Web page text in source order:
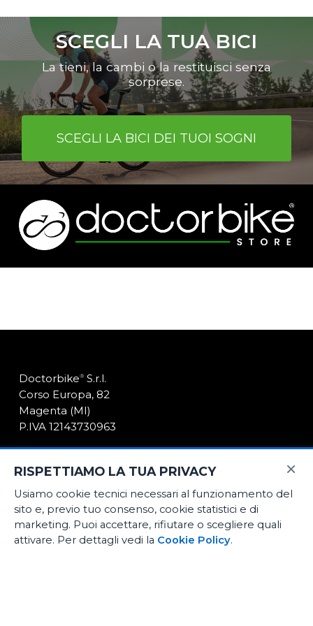
nell’apposita sezione del sito
www.shop.doctorbike.ito cmq tutte
le bici da corsa, MTB, gravel o e-bike
con un valore superiore a euro 2000.
SCEGLI LA TUA BICI
La tieni, la cambi o la restituisci senza
sorprese.
SCEGLI LA BICI DEI TUOI SOGNI
Doctorbike®S.r.l.
Corso Europa, 82
Magenta (MI)
P.IVA 12143730963
Il nostro store
News
Contatti
×
RISPETTIAMO LA TUA PRIVACY
Usiamo cookie tecnici necessari al funzionamento del
sito e, previo tuo consenso, cookie statistici e di
marketing. Puoi accettare, rifiutare o scegliere quali
attivare. Per dettagli vedi la Cookie Policy.